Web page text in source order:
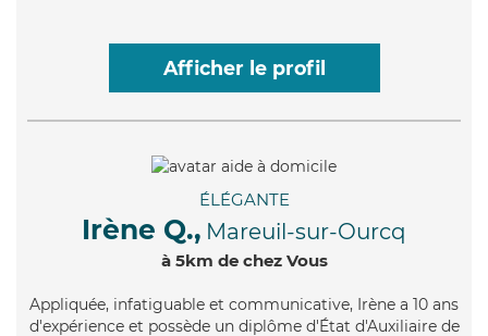
Afficher le profil
ÉLÉGANTE
Irène Q., Mareuil-sur-Ourcq
à 5km de chez Vous
Appliquée, infatiguable et communicative, Irène a 10 ans
d'expérience et possède un diplôme d'État d'Auxiliaire de